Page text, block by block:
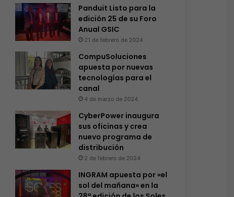
Panduit Listo para la
edición 25 de su Foro
Anual GSIC
21 de febrero de 2024
CompuSoluciones
apuesta por nuevas
tecnologías para el
canal
4 de marzo de 2024
CyberPower inaugura
sus oficinas y crea
nuevo programa de
distribución
2 de febrero de 2024
INGRAM apuesta por «el
sol del mañana» en la